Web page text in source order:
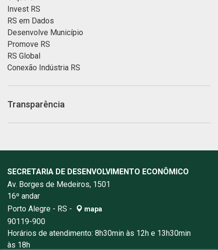
Invest RS
RS em Dados
Desenvolve Município
Promove RS
RS Global
Conexão Indústria RS
Transparência
SECRETARIA DE DESENVOLVIMENTO ECONÔMICO
Av. Borges de Medeiros, 1501
16º andar
Porto Alegre - RS -
mapa
90119-900
Horários de atendimento: 8h30min às 12h e 13h30min
às 18h